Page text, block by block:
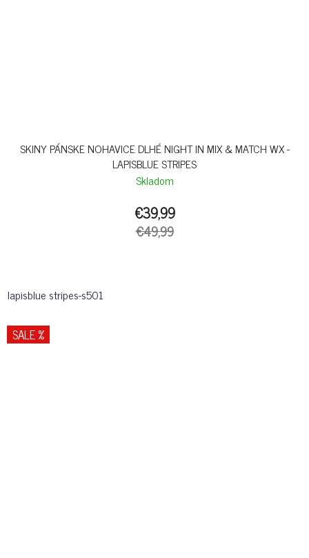
SKINY PÁNSKE NOHAVICE DLHÉ NIGHT IN MIX & MATCH WX -
LAPISBLUE STRIPES
Skladom
€39,99
€49,99
lapisblue stripes-s501
SALE %